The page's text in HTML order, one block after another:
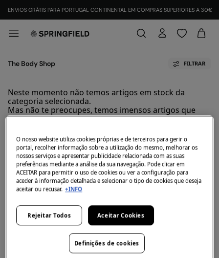
ENVIOS GRÁTIS PARA PORTUGAL CONTINENTAL EM COMPRAS SUPERIORES A 30€
The Body Shop FILTRAR
Neste momento não temos artigos em stock da
categoria selecionada.
Mas não te preocupes, temos imensos artigos que
podem ser teus.
The Body Shop
Descobre a nova coleção de The Body Shop disponível a nossa loja
online.
Marcas primavera-verão
Admas Sapatilhas Skechers para Homem e
O nosso website utiliza cookies próprias e de terceiros para gerir o
portal, recolher informação sobre a utilização do mesmo, melhorar os
nossos serviços e apresentar publicidade relacionada com as suas
preferências mediante a análise da sua navegação. Pode clicar em
ACEITAR para permitir o uso de cookies ou ver a configuração para
aceder à informação detalhada e selecionar o tipo de cookies que deseja
aceitar ou recusar. +INFO
Rejeitar Todos Aceitar Cookies
Definições de cookies